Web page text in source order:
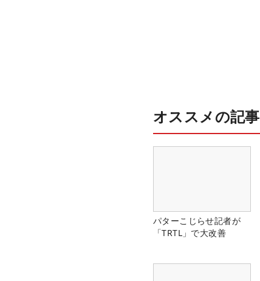
オススメの記事
パターこじらせ記者が
「TRTL」で大改善